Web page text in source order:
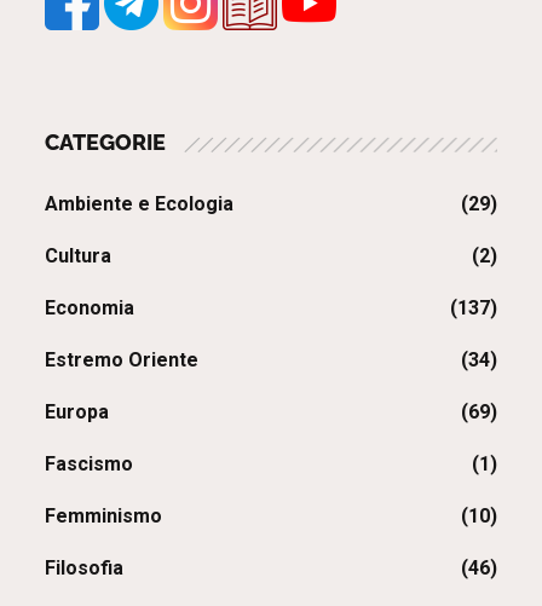
CATEGORIE
Ambiente e Ecologia (29)
Cultura (2)
Economia (137)
Estremo Oriente (34)
Europa (69)
Fascismo (1)
Femminismo (10)
Filosofia (46)